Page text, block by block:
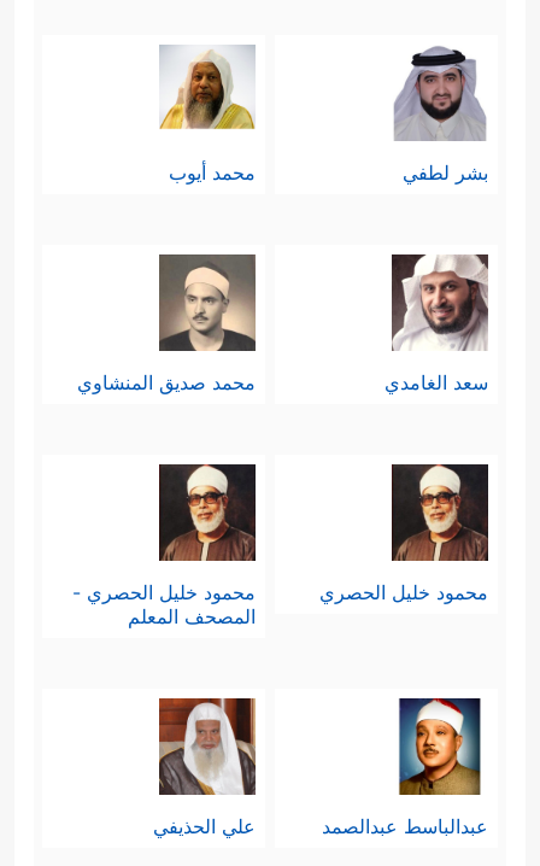
بشر لطفي محمد أيوب
سعد الغامدي محمد صديق المنشاوي
محمود خليل الحصري
محمود خليل الحصري -
المصحف المعلم
عبدالباسط عبدالصمد علي الحذيفي